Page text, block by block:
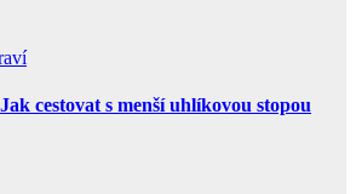
cestovat s menší uhlíkovou stopou